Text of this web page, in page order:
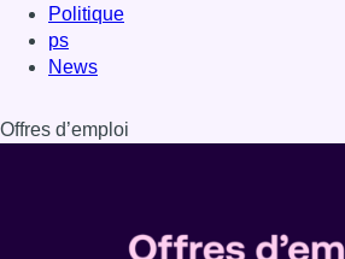
Politique
ps
News
Offres d’emploi